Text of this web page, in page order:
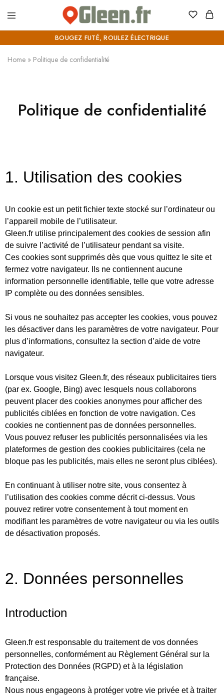
Gleen.fr
Bougez
futé,
roulez
BOUGEZ FUTÉ, ROULEZ ÉLECTRIQUE
Home » Politique de confidentialité
Politique de confidentialité
1. Utilisation des cookies
Un cookie est un petit fichier texte stocké sur l’ordinateur ou
l’appareil mobile de l’utilisateur.
Gleen.fr utilise principalement des cookies de session afin
de suivre l’activité de l’utilisateur pendant sa visite.
Ces cookies sont supprimés dès que vous quittez le site et
fermez votre navigateur. Ils ne contiennent aucune
information personnelle identifiable, telle que votre adresse
IP complète ou des données sensibles.
Si vous ne souhaitez pas accepter les cookies, vous pouvez
les désactiver dans les paramètres de votre navigateur. Pour
plus d’informations, consultez la section d’aide de votre
navigateur.
Lorsque vous visitez Gleen.fr, des réseaux publicitaires tiers
(par ex. Google, Bing) avec lesquels nous collaborons
peuvent placer des cookies anonymes pour afficher des
publicités ciblées en fonction de votre navigation. Ces
cookies ne contiennent pas de données personnelles.
Vous pouvez refuser les publicités personnalisées via les
plateformes de gestion des cookies publicitaires (cela ne
bloque pas les publicités, mais elles ne seront plus ciblées).
En continuant à utiliser notre site, vous consentez à
l’utilisation des cookies comme décrit ci-dessus. Vous
pouvez retirer votre consentement à tout moment en
modifiant les paramètres de votre navigateur ou via les outils
de désactivation proposés.
2. Données personnelles
Introduction
Gleen.fr est responsable du traitement de vos données
personnelles, conformément au Règlement Général sur la
Protection des Données (RGPD) et à la législation
française.
Nous nous engageons à protéger votre vie privée et à traiter